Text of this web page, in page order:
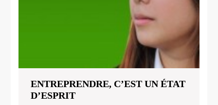
ENTREPRENDRE, C’EST UN ÉTAT
D’ESPRITENTREPRENDRE,